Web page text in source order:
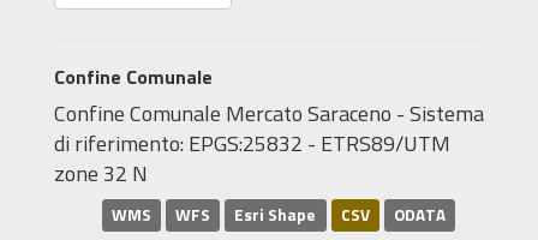
Confine Comunale
Confine Comunale Mercato Saraceno - Sistema
di riferimento: EPGS:25832 - ETRS89/UTM
zone 32 N
WMS WFS Esri Shape CSV ODATA